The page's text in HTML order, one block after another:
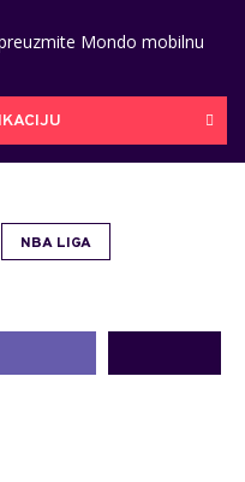
Mondo mobilnu
NBA LIGA